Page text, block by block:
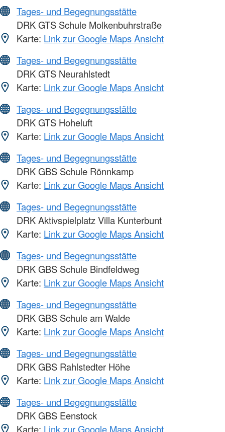
Tages- und Begegnungsstätte
DRK GTS Schule Molkenbuhrstraße
Karte: Link zur Google Maps Ansicht
Tages- und Begegnungsstätte
DRK GTS Neurahlstedt
Karte: Link zur Google Maps Ansicht
Tages- und Begegnungsstätte
DRK GTS Hoheluft
Karte: Link zur Google Maps Ansicht
Tages- und Begegnungsstätte
DRK GBS Schule Rönnkamp
Karte: Link zur Google Maps Ansicht
Tages- und Begegnungsstätte
DRK Aktivspielplatz Villa Kunterbunt
Karte: Link zur Google Maps Ansicht
Tages- und Begegnungsstätte
DRK GBS Schule Bindfeldweg
Karte: Link zur Google Maps Ansicht
Tages- und Begegnungsstätte
DRK GBS Schule am Walde
Karte: Link zur Google Maps Ansicht
Tages- und Begegnungsstätte
DRK GBS Rahlstedter Höhe
Karte: Link zur Google Maps Ansicht
Tages- und Begegnungsstätte
DRK GBS Eenstock
Karte: Link zur Google Maps Ansicht